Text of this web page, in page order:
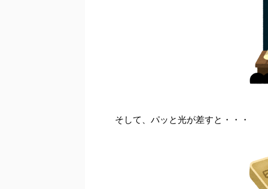
そして、パッと光が差すと・・・